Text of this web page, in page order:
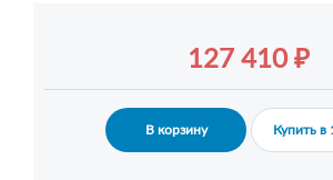
127 410 ₽
В корзину Купить в